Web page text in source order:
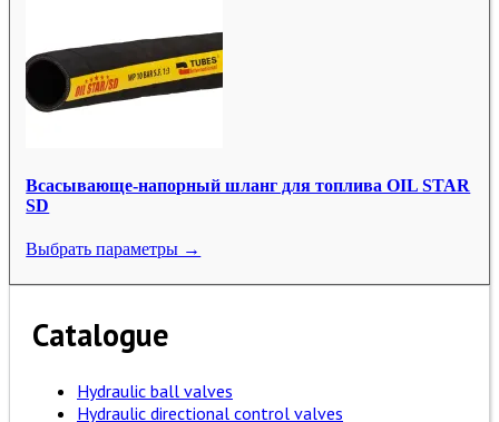
Всасывающе-напорный шланг для топлива OIL STAR
SD
Выбрать параметры →
Catalogue
Hydraulic ball valves
Hydraulic directional control valves